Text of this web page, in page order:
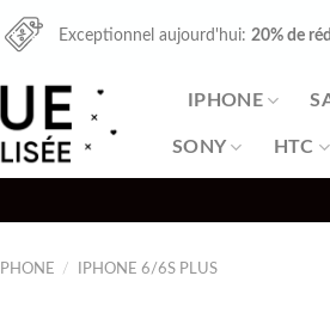
Exceptionnel aujourd'hui:20% de
IPHONE
SONY HTC
IPHONE / IPHONE 6/6S PLUS